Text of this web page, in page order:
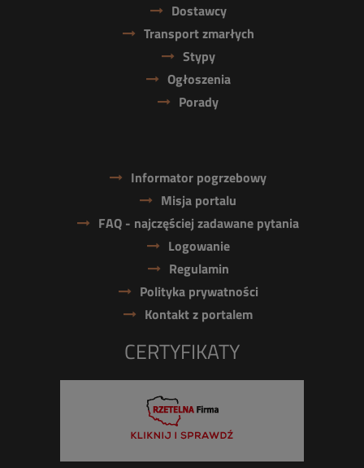
Dostawcy
Transport zmarłych
Stypy
Ogłoszenia
Porady
Informator pogrzebowy
Misja portalu
FAQ - najczęściej zadawane pytania
Logowanie
Regulamin
Polityka prywatności
Kontakt z portalem
CERTYFIKATY